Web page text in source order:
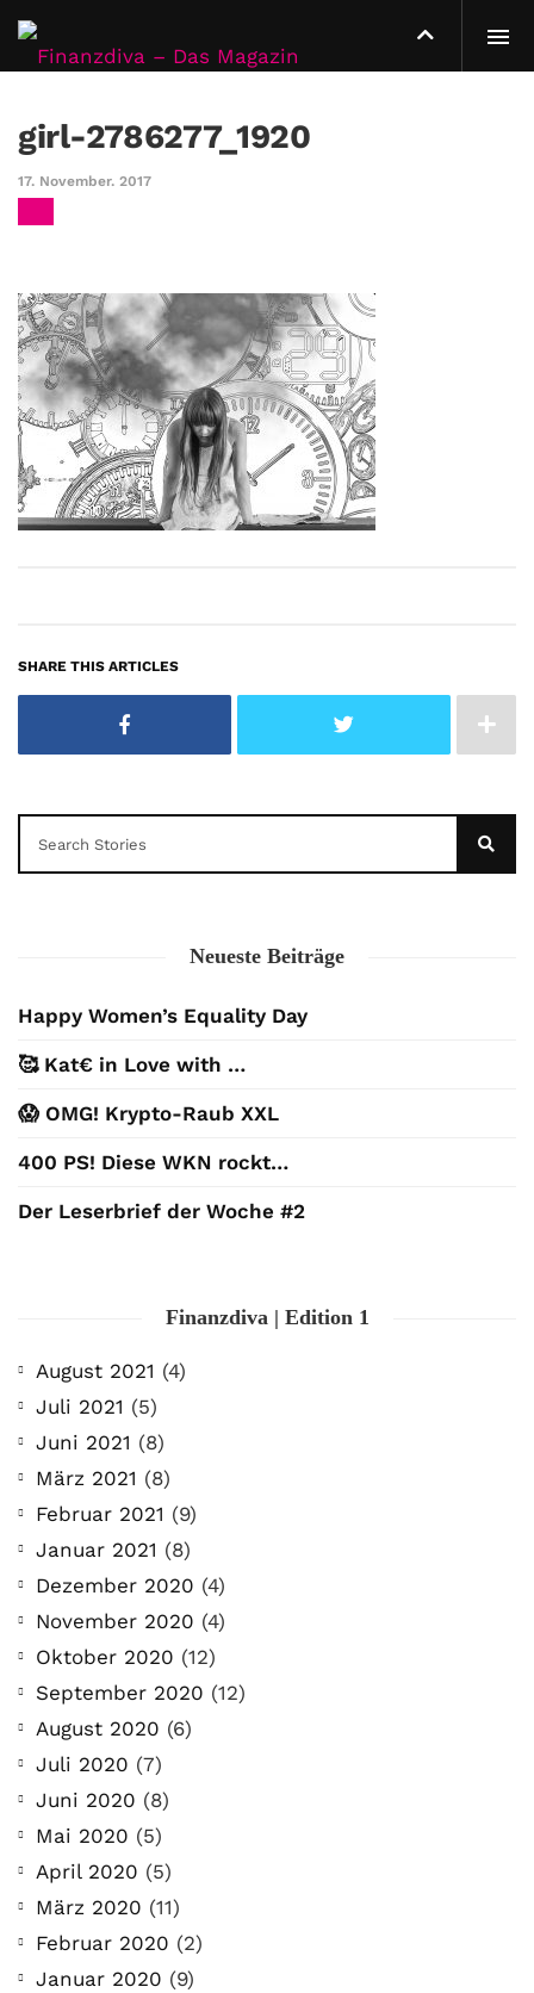
girl-2786277_1920
17. November. 2017
SHARE THIS ARTICLES
Neueste Beiträge
Happy Women’s Equality Day
🥰 Kat€ in Love with …
😱 OMG! Krypto-Raub XXL
400 PS! Diese WKN rockt…
Der Leserbrief der Woche #2
Finanzdiva | Edition 1
August 2021 (4)
Juli 2021 (5)
Juni 2021 (8)
März 2021 (8)
Februar 2021 (9)
Januar 2021 (8)
Dezember 2020 (4)
November 2020 (4)
Oktober 2020 (12)
September 2020 (12)
August 2020 (6)
Juli 2020 (7)
Juni 2020 (8)
Mai 2020 (5)
April 2020 (5)
März 2020 (11)
Februar 2020 (2)
Januar 2020 (9)